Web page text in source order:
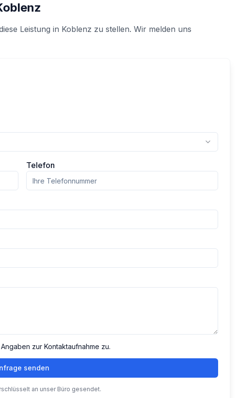
Leistung in Koblenz zu stellen. Wir melden uns
Telefon
zur Kontaktaufnahme zu.
senden
an unser Büro gesendet.